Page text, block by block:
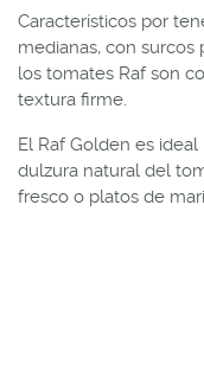
Característicos por
medianas, con
los tomates Raf son
textura firme.
El Raf Golden es
dulzura natural del
fresco o platos de